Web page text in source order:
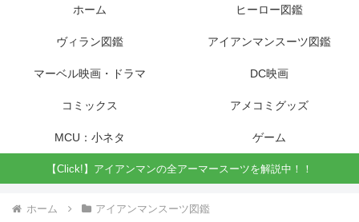
ホーム ヒーロー図鑑
ヴィラン図鑑 アイアンマンスーツ図鑑
マーベル映画・ドラマ DC映画
コミックス アメコミグッズ
MCU：小ネタ ゲーム
【Click!】アイアンマンの全アーマースーツを解説中！！
ホーム アイアンマンスーツ図鑑